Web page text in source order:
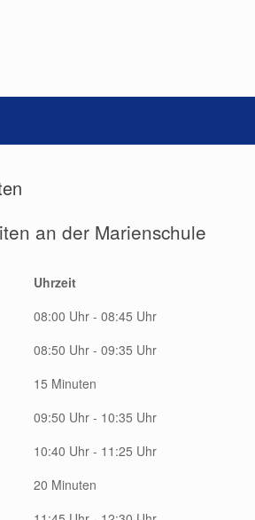
an der Marienschule
Uhrzeit
08:00 Uhr - 08:45 Uhr
08:50 Uhr - 09:35 Uhr
15 Minuten
09:50 Uhr - 10:35 Uhr
10:40 Uhr - 11:25 Uhr
20 Minuten